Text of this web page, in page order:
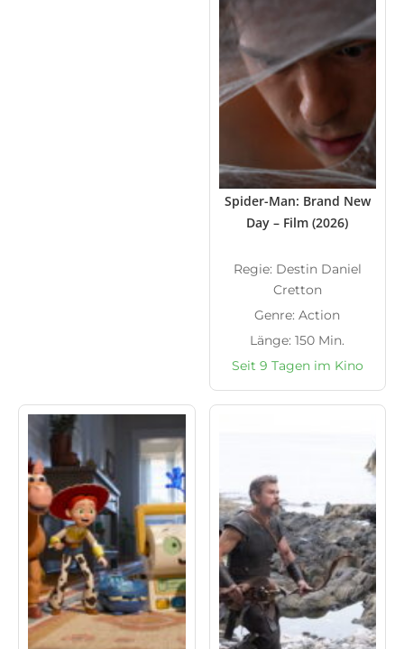
Spider-Man: Brand New
Day – Film (2026)
Regie: Destin Daniel
Cretton
Genre: Action
Länge: 150 Min.
Seit 9 Tagen im Kino